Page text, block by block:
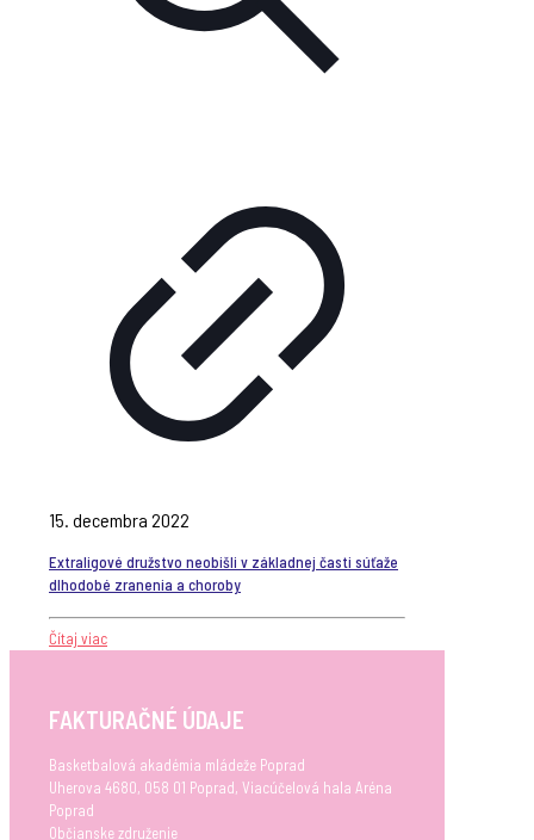
15. decembra 2022
Extraligové družstvo neobišli v základnej časti súťaže
dlhodobé zranenia a choroby
Čítaj viac
FAKTURAČNÉ ÚDAJE
Basketbalová akadémia mládeže Poprad
Uherova 4680, 058 01 Poprad, Viacúčelová hala Aréna
Poprad
Občianske združenie